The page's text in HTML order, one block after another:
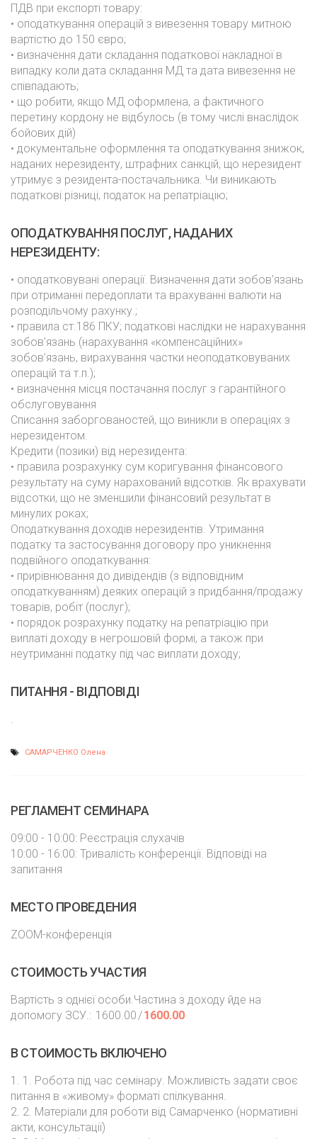
ПДВ при експорті товару:
• оподаткування операцій з вивезення товару митною
вартістю до 150 євро;
• визначення дати складання податкової накладної в
випадку коли дата складання МД та дата вивезення не
співпадають;
• що робити, якщо МД оформлена, а фактичного
перетину кордону не відбулось (в тому числі внаслідок
бойових дій)
• документальне оформлення та оподаткування знижок,
наданих нерезиденту, штрафних санкцій, що нерезидент
утримує з резидента-постачальника. Чи виникають
податкові різниці, податок на репатріацію;
ОПОДАТКУВАННЯ ПОСЛУГ, НАДАНИХ
НЕРЕЗИДЕНТУ:
• оподатковувані операції. Визначення дати зобов’язань
при отриманні передоплати та врахуванні валюти на
розподільчому рахунку.;
• правила ст.186 ПКУ; податкові наслідки не нарахування
зобов’язань (нарахування «компенсаційних»
зобов’язань, вирахування частки неоподатковуваних
операцій та т.п.);
• визначення місця постачання послуг з гарантійного
обслуговування
Списання заборгованостей, що виникли в операціях з
нерезидентом.
Кредити (позики) від нерезидента:
• правила розрахунку сум коригування фінансового
результату на суму нарахований відсотків. Як врахувати
відсотки, що не зменшили фінансовий результат в
минулих роках;
Оподаткування доходів нерезидентів. Утримання
податку та застосування договору про уникнення
подвійного оподаткування:
• прирівнювання до дивідендів (з відповідним
оподаткуванням) деяких операцій з придбання/продажу
товарів, робіт (послуг);
• порядок розрахунку податку на репатріацію при
виплаті доходу в негрошовій формі, а також при
неутриманні податку під час виплати доходу;
ПИТАННЯ - ВІДПОВІДІ
.
САМАРЧЕНКО Олена
РЕГЛАМЕНТ СЕМИНАРА
09:00 - 10:00: Реєстрація слухачів
10:00 - 16:00: Тривалість конференції. Відповіді на
запитання
МЕСТО ПРОВЕДЕНИЯ
ZOOM-конференція
СТОИМОСТЬ УЧАСТИЯ
Вартість з однієї особи.Частина з доходу йде на
допомогу ЗСУ.: 1600.00/1600.00
В СТОИМОСТЬ ВКЛЮЧЕНО
1. 1. Робота під час семінару. Можливість задати своє
питання в «живому» форматі спілкування.
2. 2. Матеріали для роботи від Самарченко (нормативні
акти, консультації)